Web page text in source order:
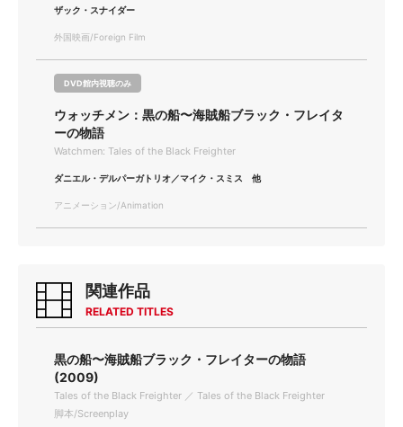
ザック・スナイダー
外国映画/Foreign Film
DVD館内視聴のみ
ウォッチメン：黒の船〜海賊船ブラック・フレイタ
ーの物語
Watchmen: Tales of the Black Freighter
ダニエル・デルパーガトリオ／マイク・スミス 他
アニメーション/Animation
関連作品
RELATED TITLES
黒の船〜海賊船ブラック・フレイターの物語
(2009)
Tales of the Black Freighter ／ Tales of the Black Freighter
脚本/Screenplay